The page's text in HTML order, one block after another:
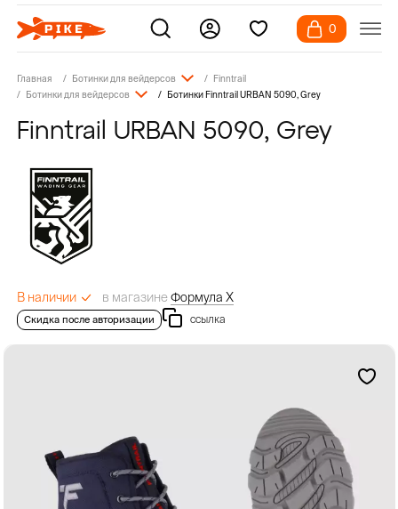
0
Главная Ботинки для вейдерсов
Finntrail
Ботинки для вейдерсов
Ботинки Finntrail URBAN 5090, Grey
Finntrail URBAN 5090, Grey
В наличии в магазинеФормула Х
ссылка
Скидка после авторизации